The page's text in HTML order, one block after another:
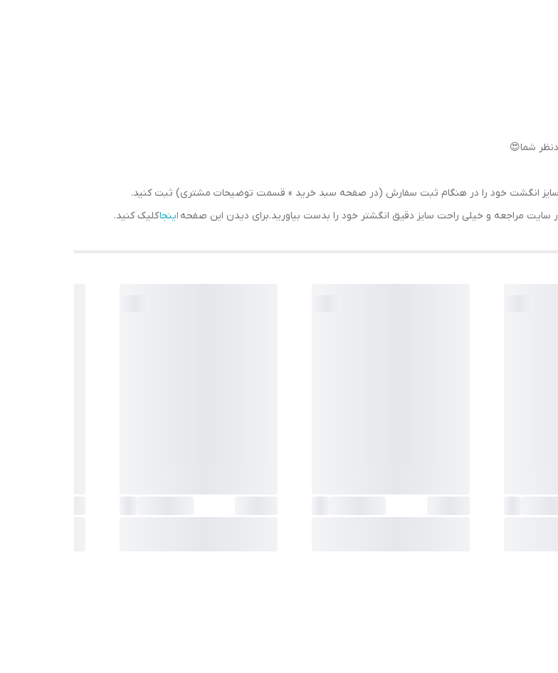
شما😍
سایز انگشت خود را در هنگام ثبت سفارش (در صفحه سبد خرید » قسمت توضیحات مشتری) ثبت کنید.
سایت مراجعه و خیلی راحت سایز دقیق انگشتر خود را بدست بیاورید.برای دیدن این صفحه اینجاکلیک کنید.